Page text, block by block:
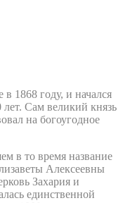
в 1868 году, и начался
лет. Сам великий князь
на богоугодное
в то время название
Алексеевны
Захария и
единственной